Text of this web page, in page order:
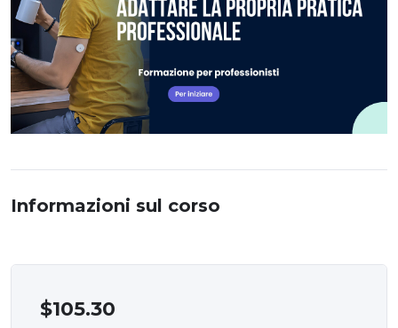
Informazioni sul corso
$105.30